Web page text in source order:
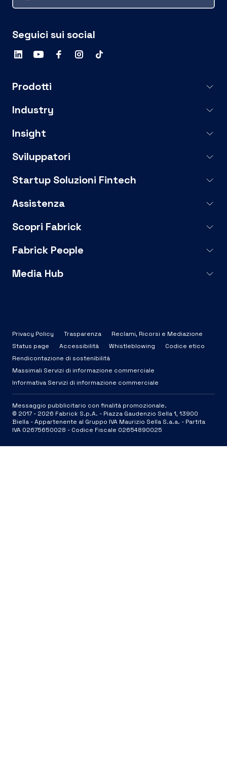
Seguici sui social
Prodotti
Industry
Insight
Sviluppatori
Startup Soluzioni Fintech
Assistenza
Scopri Fabrick
Fabrick People
Media Hub
Privacy Policy Trasparenza
Reclami, Ricorsi e Mediazione
Status page
Accessibilità Whistleblowing
Codice etico
Rendicontazione di sostenibilità
Massimali Servizi di informazione commerciale
Informativa Servizi di informazione commerciale
Messaggio pubblicitario con finalità promozionale.
© 2017 - 2026 Fabrick S.p.A. - Piazza Gaudenzio Sella 1, 13900
Biella - Appartenente al Gruppo IVA Maurizio Sella S.a.a. - Partita
IVA 02675650028 - Codice Fiscale 02654890025